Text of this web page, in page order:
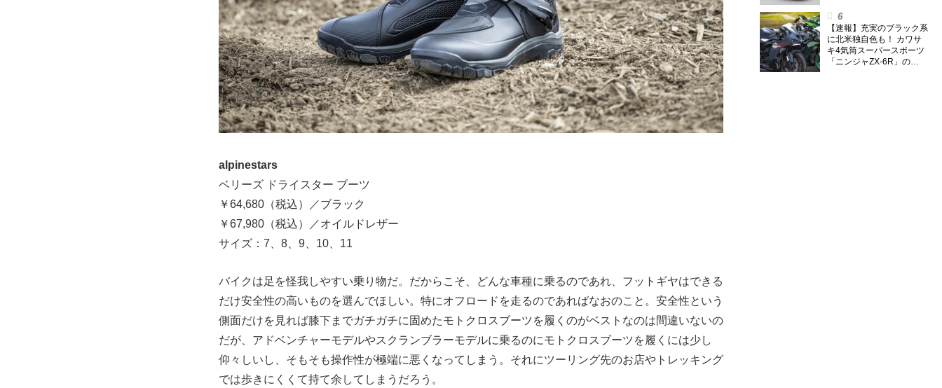
【速報】充実のブラック系
に北米独自色も！ カワサ
キ4気筒スーパースポーツ
「ニンジャZX-6R」の
alpinestars
ベリーズ ドライスター ブーツ
￥64,680（税込）／ブラック
￥67,980（税込）／オイルドレザー
サイズ：7、8、9、10、11
バイクは足を怪我しやすい乗り物だ。だからこそ、どんな車種に乗るのであれ、フットギヤはできる
だけ安全性の高いものを選んでほしい。特にオフロードを走るのであればなおのこと。安全性という
側面だけを見れば膝下までガチガチに固めたモトクロスブーツを履くのがベストなのは間違いないの
だが、アドベンチャーモデルやスクランブラーモデルに乗るのにモトクロスブーツを履くには少し
仰々しいし、そもそも操作性が極端に悪くなってしまう。それにツーリング先のお店やトレッキング
では歩きにくくて持て余してしまうだろう。